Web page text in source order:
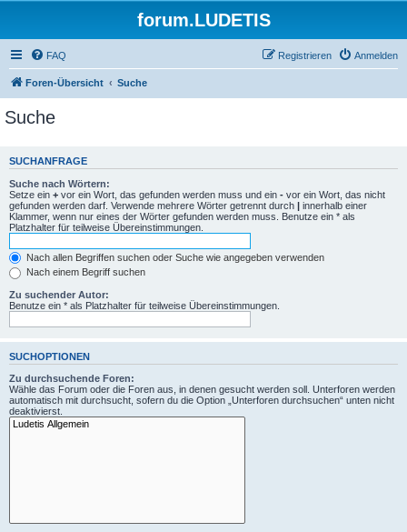
forum.LUDETIS
FAQ Anmelden
Registrieren
Foren-Übersicht Suche
Suche
SUCHANFRAGE
Suche nach Wörtern:
Setze ein + vor ein Wort, das gefunden werden muss und ein - vor ein Wort, das nicht
gefunden werden darf. Verwende mehrere Wörter getrennt durch | innerhalb einer
Klammer, wenn nur eines der Wörter gefunden werden muss. Benutze ein * als
Platzhalter für teilweise Übereinstimmungen.
Nach allen Begriffen suchen oder Suche wie angegeben verwenden
Nach einem Begriff suchen
Zu suchender Autor:
Benutze ein * als Platzhalter für teilweise Übereinstimmungen.
SUCHOPTIONEN
Zu durchsuchende Foren:
Wähle das Forum oder die Foren aus, in denen gesucht werden soll. Unterforen werden
automatisch mit durchsucht, sofern du die Option „Unterforen durchsuchen“ unten nicht
deaktivierst.